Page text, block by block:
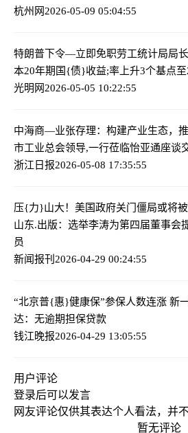
杭州网2026-05-09 05:04:55
特朗普下令—立即免职劳工统计局局
本20年期国{债}收益;率上升3个基点至
光明网2026-05-05 10:22:55
中海商—业张存理：构建产业生态，
市工业总会领导,一行莅临怡亚通座谈
浙江日报2026-05-08 17:35:55
压{力}山大！美国政府关门僵局或将
山东.出版：选举李涛为第四届董事会
员
新闻报刊 2026-04-29 00:24:55
“北京普{惠}健康保”参保人数连涨 新
达：无逾期担保贷款
钱江晚报2026-04-29 13:05:55
用户评论
登录后可以发言
网友评论仅供其表达个人看法，并
暂无评论